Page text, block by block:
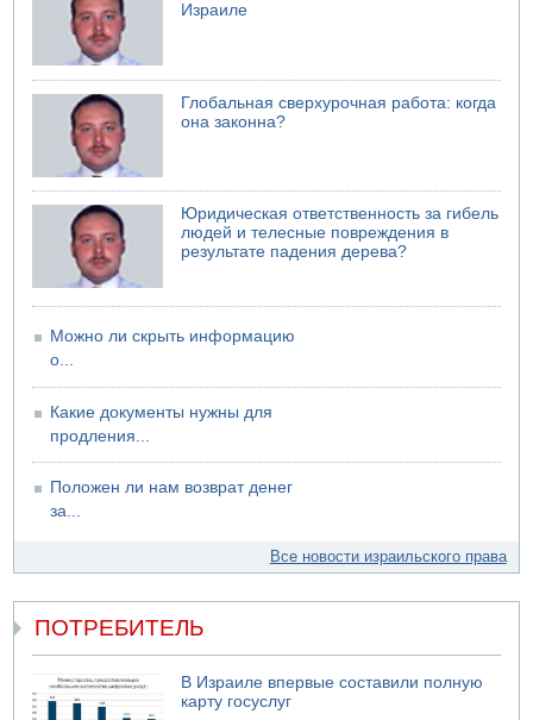
Недалеко от Бейт-Шемеша погиб велосипедист
07.08.2026 06:24
Саудовская Аравия сообщает о нападении хуситов
Израиле
Глобальная сверхурочная работа: когда
она законна?
Юридическая ответственность за гибель
людей и телесные повреждения в
результате падения дерева?
Можно ли скрыть информацию
о...
Какие документы нужны для
продления...
Положен ли нам возврат денег
за...
Все новости израильского права
ПОТРЕБИТЕЛЬ
В Израиле впервые составили полную
карту госуслуг